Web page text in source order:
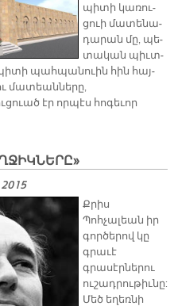
պի­տի կա­ռու­
ցուի մա­տե­նա­
դա­րան մը, պե­
տա­կան պիւտ­
պի­տի պահ­պա­նուին հին հայ­
մա­տեան­նե­րը,
էր որ­պէս հո­գե­ւոր
​Քրիս
Պոհչալեան իր
գործերով կը
գրաւէ
գրասէրներու
ուշադրութիւնը:
Մեծ եղեռնի